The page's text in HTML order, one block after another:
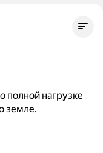
полной нагрузке
земле.